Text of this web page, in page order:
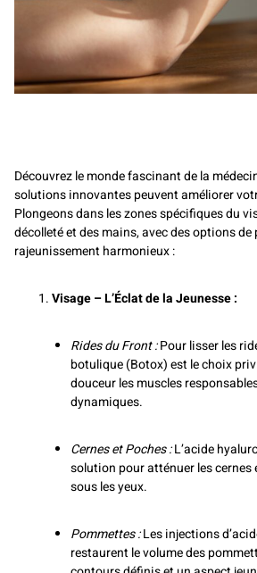
Découvrez le monde fascinant de la
solutions innovantes peuvent améliorer
Plongeons dans les zones spécifiques du
décolleté et des mains, avec des options
rajeunissement harmonieux :
Visage – L’Éclat de la Jeunesse :
Rides du Front :Pour lisser les
botulique (Botox) est le choix
douceur les muscles
dynamiques.
Cernes et Poches :L’acide
solution pour atténuer les
sous les yeux.
Pommettes :Les injections
restaurent le volume des